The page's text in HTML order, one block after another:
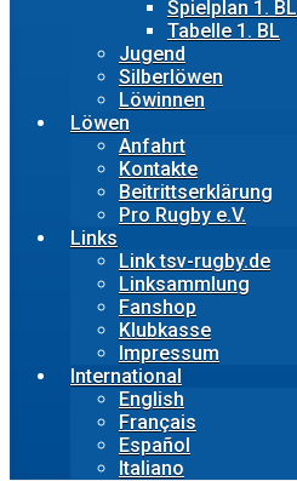
Spielplan 1. BL
Tabelle 1. BL
Jugend
Silberlöwen
Löwinnen
Löwen
Anfahrt
Kontakte
Beitrittserklärung
Pro Rugby e.V.
Links
Link tsv-rugby.de
Linksammlung
Fanshop
Klubkasse
Impressum
International
English
Français
Español
Italiano